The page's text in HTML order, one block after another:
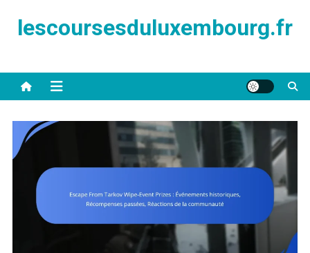
lescoursesduluxembourg.fr